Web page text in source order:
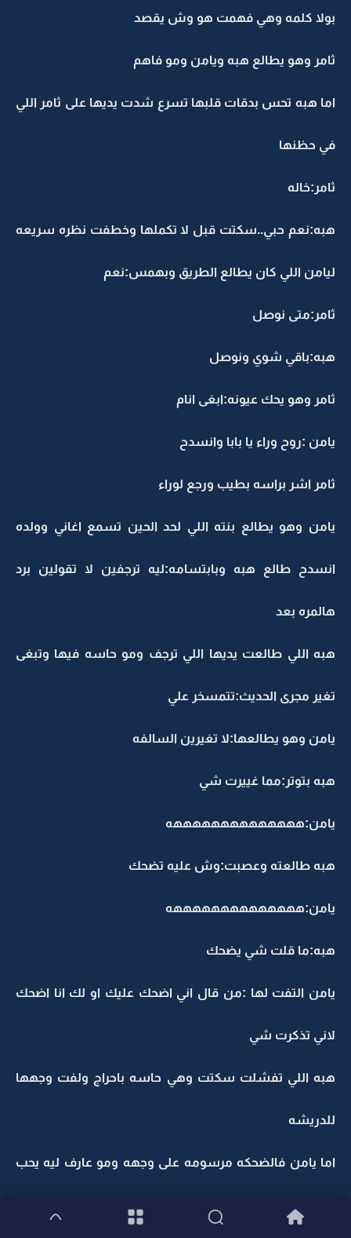
بولا كلمه وهي فهمت هو وش يقصد
ثامر وهو يطالع هبه ويامن ومو فاهم
اما هبه تحس بدقات قلبها تسرع شدت يديها على ثامر اللي
في حظنها
ثامر:خاله
هبه:نعم حبي..سكتت قبل لا تكملها وخطفت نظره سريعه
ليامن اللي كان يطالع الطريق وبهمس:نعم
ثامر:متى نوصل
هبه:باقي شوي ونوصل
ثامر وهو يحك عيونه:ابغى انام
يامن :روح وراء يا بابا وانسدح
ثامر اشر براسه بطيب ورجع لوراء
يامن وهو يطالع بنته اللي لحد الحين تسمع اغاني وولده
انسدح طالع هبه وبابتسامه:ليه ترجفين لا تقولين برد
هالمره بعد
هبه اللي طالعت يديها اللي ترجف ومو حاسه فيها وتبغى
تغير مجرى الحديث:تتمسخر علي
يامن وهو يطالعها:لا تغيرين السالفه
هبه بتوتر:مما غييرت شي
يامن:ههههههههههههههه
هبه طالعته وعصبت:وش عليه تضحك
يامن:ههههههههههههههه
هبه:ما قلت شي يضحك
يامن التفت لها :من قال اني اضحك عليك او لك انا اضحك
لاني تذكرت شي
هبه اللي تفشلت سكتت وهي حاسه باحراج ولفت وجهها
للدريشه
اما يامن فالضحكه مرسومه على وجهه ومو عارف ليه يحب